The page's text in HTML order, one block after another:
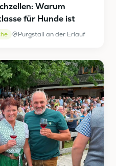
Warum
für Hunde ist
Purgstall an der Erlauf